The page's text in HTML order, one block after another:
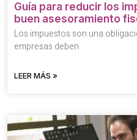
Guía para reducir los
buen asesoramiento
Los impuestos son una
empresas deben
LEER MÁS »